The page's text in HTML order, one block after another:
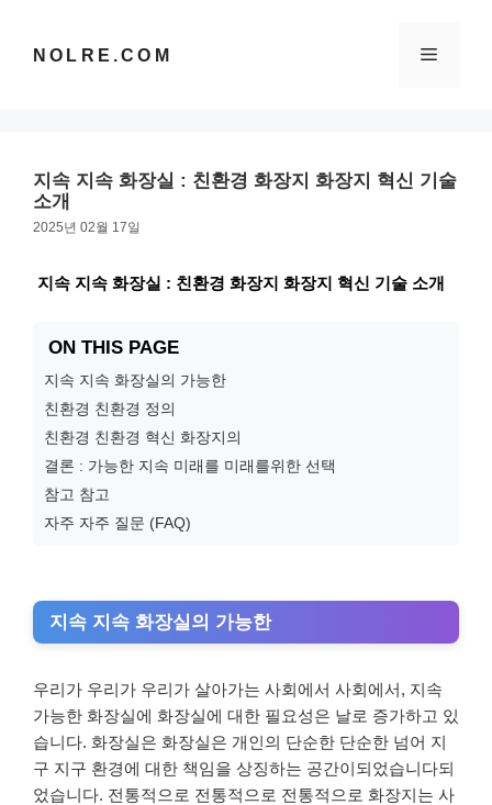
NOLRE.COM 메
지속 지속 화장실 : 친환경 화장지 화장지 혁신 기술
소개
2025년 02월 17일
지속 지속 화장실 : 친환경 화장지 화장지 혁신 기술 소개
ON THIS PAGE
지속 지속 화장실의 가능한
친환경 친환경 정의
친환경 친환경 혁신 화장지의
결론 : 가능한 지속 미래를 미래를위한 선택
참고 참고
자주 자주 질문 (FAQ)
지속 지속 화장실의 가능한
우리가 우리가 우리가 살아가는 사회에서 사회에서, 지속
가능한 화장실에 화장실에 대한 필요성은 날로 증가하고 있
습니다. 화장실은 화장실은 개인의 단순한 단순한 넘어 지
구 지구 환경에 대한 책임을 상징하는 공간이되었습니다되
었습니다. 전통적으로 전통적으로 전통적으로 화장지는 사